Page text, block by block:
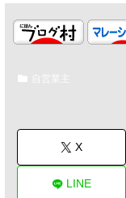
自営業主
X
LINE